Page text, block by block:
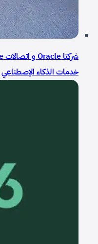
خدمات الذكاء الإصطناعي